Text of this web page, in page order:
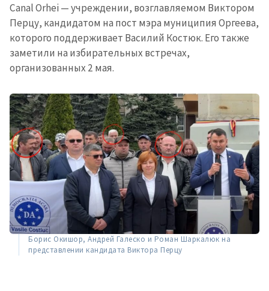
Canal Orhei — учреждении, возглавляемом Виктором
Перцу, кандидатом на пост мэра муниципия Оргеева,
которого поддерживает Василий Костюк. Его также
заметили на избирательных встречах,
организованных 2 мая.
Борис Окишор, Андрей Галеско и Роман Шаркалюк на
представлении кандидата Виктора Перцу